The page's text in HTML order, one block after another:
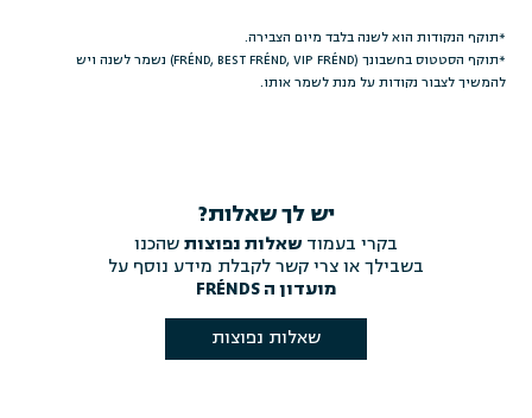
*תוקף הנקודות הוא לשנה בלבד מיום הצבירה.
*תוקף הסטטוס בחשבונך (FRÉND, BEST FRÉND, VIP FRÉND) נשמר לשנה ויש
להמשיך לצבור נקודות על מנת לשמר אותו.
יש לך שאלות?
בקרי בעמוד שאלות נפוצותשהכנו
בשבילך או צרי קשר לקבלת מידע נוסף על
מועדון ה FRÉNDS
שאלות נפוצות